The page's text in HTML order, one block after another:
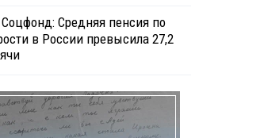
Соцфонд: Средняя пенсия по
в России превысила 27,2